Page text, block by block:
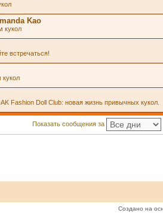
Kao
кукол
встречаться!
кукол
Fashion Doll Club: новая жизнь привычных кукол.
Показать сообщения за
Создано на